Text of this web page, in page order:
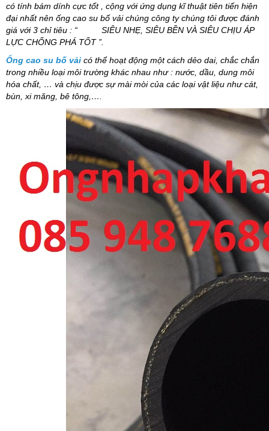
có tính bám dính cực tốt , cộng với ứng dụng kĩ thuật tiên tiến hiện
đại nhất nên ống cao su bố vải chúng công ty chúng tôi được đánh
giá với 3 chỉ tiêu : “ SIÊU NHẸ, SIÊU BỀN VÀ SIÊU CHỊU ÁP
LỰC CHỐNG PHÁ TỐT ”.
Ống cao su bố vải có thể hoạt động một cách dẻo dai, chắc chắn
trong nhiều loại môi trường khác nhau như : nước, dầu, dung môi
hóa chất, … và chịu được sự mài mòi của các loại vật liệu như cát,
bùn, xi măng, bê tông,….